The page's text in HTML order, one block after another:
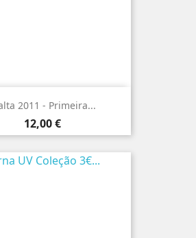
2011 - Primeira...
Preço
12,00 €